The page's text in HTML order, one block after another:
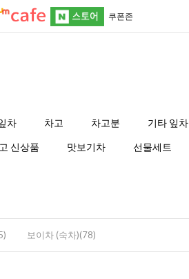
쿠폰존
차 차고 차고분 기타 잎차
신상품 맛보기차 선물세트
보이차 (숙차)(78)